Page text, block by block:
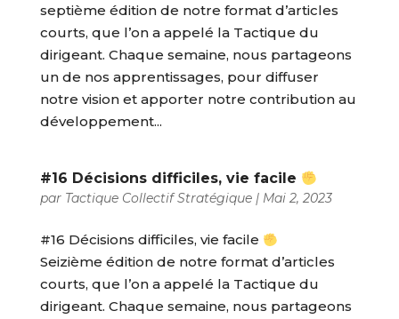
septième édition de notre format d’articles
courts, que l’on a appelé la Tactique du
dirigeant. Chaque semaine, nous partageons
un de nos apprentissages, pour diffuser
notre vision et apporter notre contribution au
développement...
#16 Décisions difficiles, vie facile
par Tactique Collectif Stratégique| Mai 2, 2023
#16 Décisions difficiles, vie facile
Seizième édition de notre format d’articles
courts, que l’on a appelé la Tactique du
dirigeant. Chaque semaine, nous partageons